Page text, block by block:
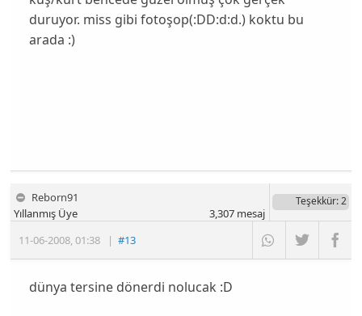
duruyor. miss gibi fotoşop(:DD:d:d.) koktu bu
arada :)
Reborn91
11-06-2008 ,01:38 |#13
Yıllanmış Üye
Teşekkür: 2
3,307mesaj
dünya tersine dönerdi nolucak :D